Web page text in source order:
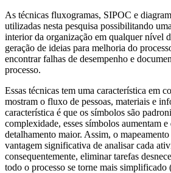
As técnicas fluxogramas, SIPOC e
utilizadas nesta pesquisa possibilitando
interior da organização em qualquer nível
geração de ideias para melhoria do
encontrar falhas de desempenho e
processo.
Essas técnicas tem uma característica em
mostram o fluxo de pessoas, materiais e
característica é que os símbolos são
complexidade, esses símbolos aumentam
detalhamento maior. Assim, o
vantagem significativa de analisar cada
consequentemente, eliminar tarefas
todo o processo se torne mais simplificado